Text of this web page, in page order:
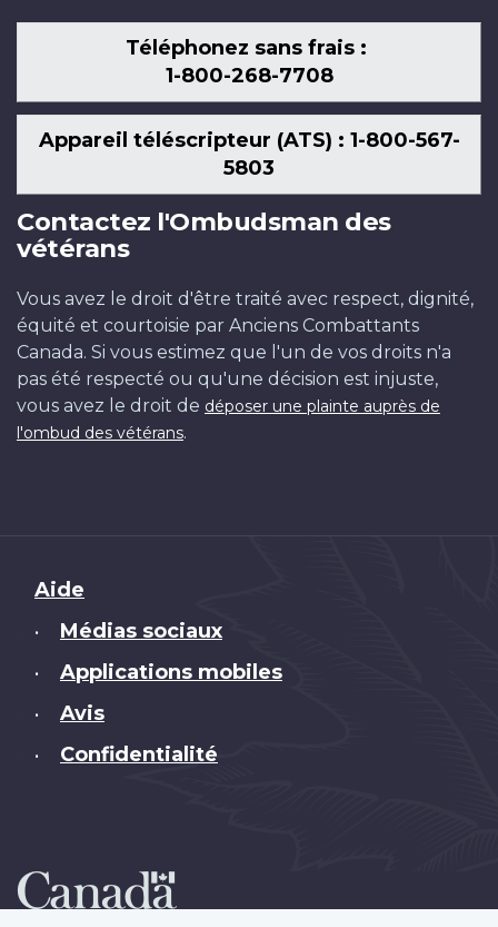
Téléphonez sans frais :
1-800-268-7708
Appareil téléscripteur (ATS) : 1-800-567-
5803
Contactez l'Ombudsman des
vétérans
Vous avez le droit d'être traité avec respect, dignité,
équité et courtoisie par Anciens Combattants
Canada. Si vous estimez que l'un de vos droits n'a
pas été respecté ou qu'une décision est injuste,
vous avez le droit de déposer une plainte auprès de
l'ombud des vétérans.
Brand
Aide
• Médias sociaux
• Applications mobiles
• Avis
• Confidentialité